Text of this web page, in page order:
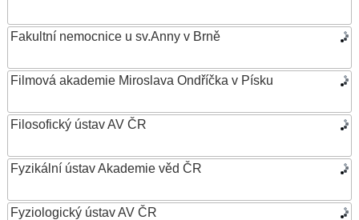
Fakultní nemocnice u sv.Anny v Brně
Filmová akademie Miroslava Ondříčka v Písku
Filosofický ústav AV ČR
Fyzikální ústav Akademie věd ČR
Fyziologický ústav AV ČR